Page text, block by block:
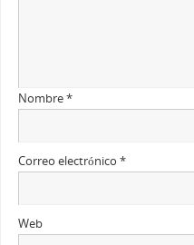
Nombre*
Correo electrónico *
Web